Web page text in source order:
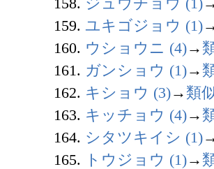
158. ジュウチョウ (1)
159. ユキゴジョウ (1)
160. ウショウニ (4)→
161. ガンショウ (1)→
162. キショウ (3)→ 類
163. キッチョウ (4)→
164. シタツキイシ (1)
165.
トウジョウ (1)→